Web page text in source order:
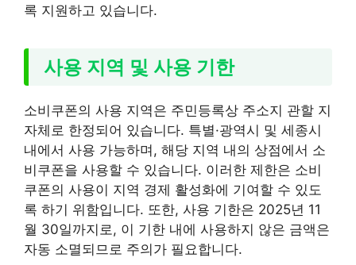
록 지원하고 있습니다.
사용 지역 및 사용 기한
소비쿠폰의 사용 지역은 주민등록상 주소지 관할 지
자체로 한정되어 있습니다. 특별·광역시 및 세종시
내에서 사용 가능하며, 해당 지역 내의 상점에서 소
비쿠폰을 사용할 수 있습니다. 이러한 제한은 소비
쿠폰의 사용이 지역 경제 활성화에 기여할 수 있도
록 하기 위함입니다. 또한, 사용 기한은 2025년 11
월 30일까지로, 이 기한 내에 사용하지 않은 금액은
자동 소멸되므로 주의가 필요합니다.